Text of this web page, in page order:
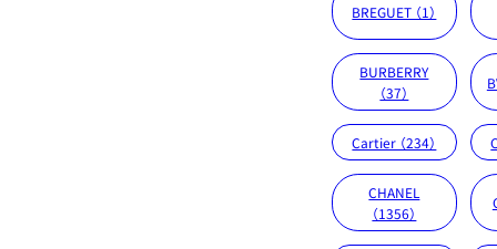
BREGUET （1）
BURBERRY
（37）
Cartier （234）
CHANEL
（1356）